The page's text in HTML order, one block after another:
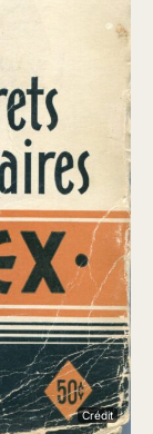
Crédit